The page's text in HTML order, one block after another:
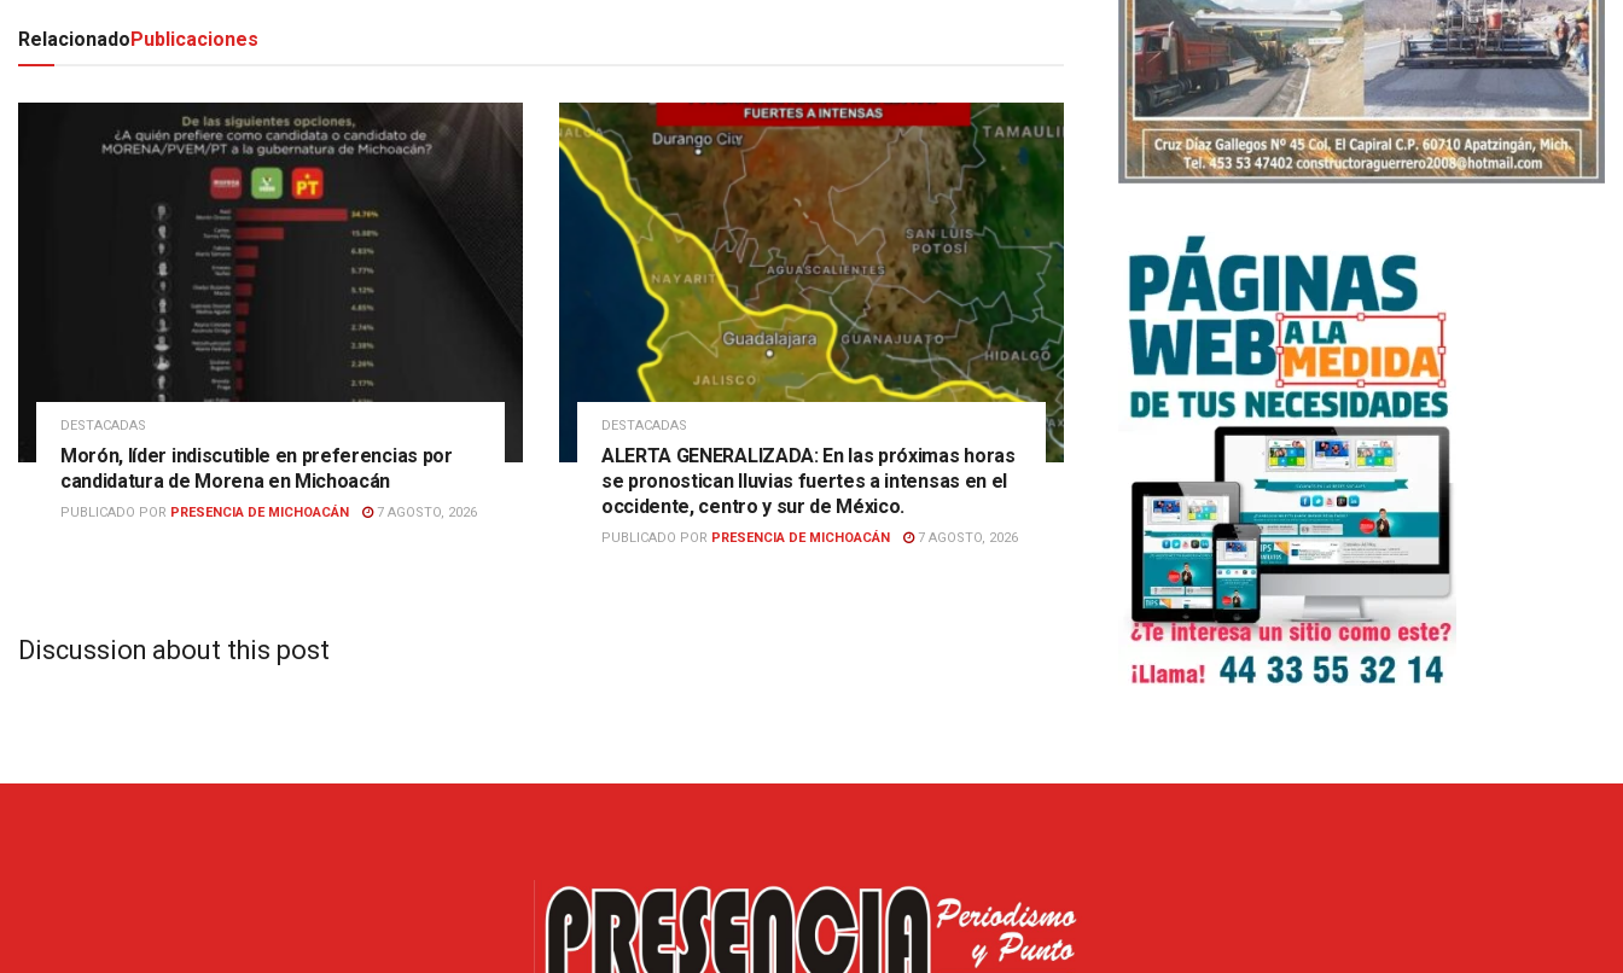
RelacionadoPublicaciones
DESTACADAS
Morón, líder indiscutible en preferencias por
candidatura de Morena en Michoacán
PUBLICADO POR PRESENCIA DE MICHOACÁN 7 AGOSTO, 2026
DESTACADAS
ALERTA GENERALIZADA: En las próximas horas
se pronostican lluvias fuertes a intensas en el
occidente, centro y sur de México.
PUBLICADO POR PRESENCIA DE MICHOACÁN 7 AGOSTO, 2026
Discussion about this post